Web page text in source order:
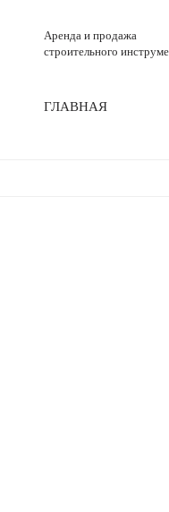
Аренда и продажа
строительного
ГЛАВНАЯ